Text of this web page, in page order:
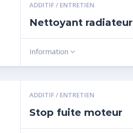
ADDITIF / ENTRETIEN
Nettoyant radiateur
Information
ADDITIF / ENTRETIEN
Stop fuite moteur